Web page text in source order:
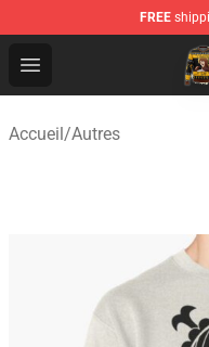
FREE
Open menu
Anime Sweatshirts
Accueil/Autres